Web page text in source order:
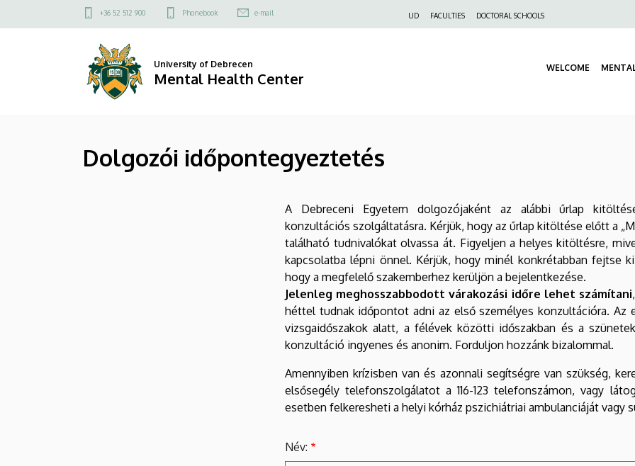
Dolgozói
időpontegyeztetés
to
Felső
menü
+36 52 512 900 Phonebook e-mail UD FACULTIES DOCTORAL SCHOOLS
University of Debrecen
Mental Health Center
WELCOME
Dolgozói időpontegyeztetés
A Debreceni Egyetem dolgozójaként az alábbi űrlap
konzultációs szolgáltatásra. Kérjük, hogy az űrlap kitöltése előtt a
található tudnivalókat olvassa át. Figyeljen a helyes kitöltésre,
kapcsolatba lépni önnel. Kérjük, hogy minél konkrétabban fejtse
hogy a megfelelő szakemberhez kerüljön a bejelentkezése.
Jelenleg meghosszabbodott várakozási időre lehet számítani
héttel tudnak időpontot adni az első személyes konzultációra. Az
vizsgaidőszakok alatt, a félévek közötti időszakban és a
konzultáció ingyenes és anonim. Forduljon hozzánk bizalommal.
Amennyiben krízisben van és azonnali segítségre van szükség,
elsősegély telefonszolgálatot a 116-123 telefonszámon, vagy
esetben felkeresheti a helyi kórház pszichiátriai ambulanciáját vagy
Név: